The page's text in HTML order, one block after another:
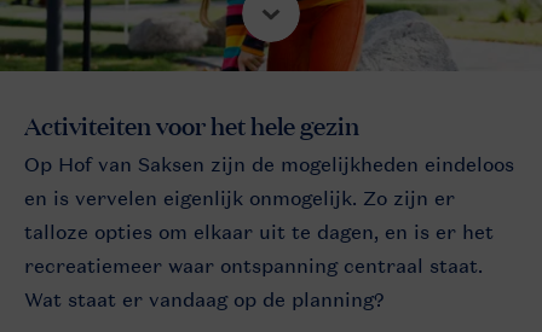
Activiteiten voor het hele gezin
Op Hof van Saksen zijn de mogelijkheden eindeloos
en is vervelen eigenlijk onmogelijk. Zo zijn er
talloze opties om elkaar uit te dagen, en is er het
recreatiemeer waar ontspanning centraal staat.
Wat staat er vandaag op de planning?